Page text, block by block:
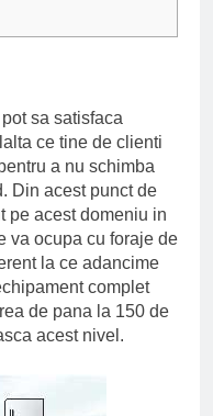
sa satisfaca
ce tine de clienti
a nu schimba
Din acest punct de
pe acest domeniu in
va ocupa cu foraje de
la ce adancime
complet
de pana la 150 de
acest nivel.